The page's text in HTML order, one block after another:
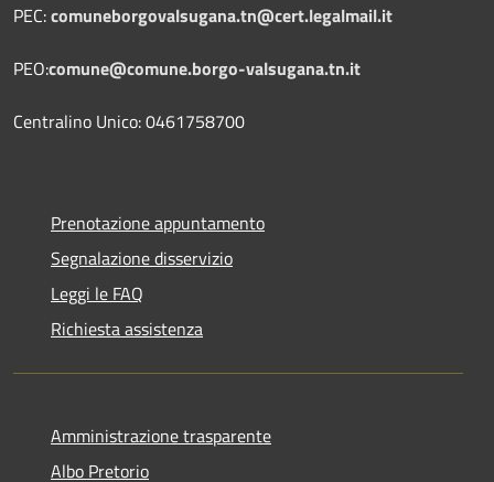
PEC:comuneborgovalsugana.tn@cert.legalmail.it
PEO:comune@comune.borgo-valsugana.tn.it
Centralino Unico: 0461758700
Prenotazione appuntamento
Segnalazione disservizio
Leggi le FAQ
Richiesta assistenza
Amministrazione trasparente
Albo Pretorio